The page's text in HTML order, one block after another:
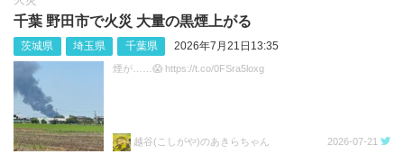
千葉 野田市で火災 大量の黒煙上がる
茨城県 埼玉県 千葉県 2026年7月21日13:35
煙が……😱 https://t.co/0FSra5loxg
越谷(こしがや)のあきらちゃん 2026-07-21